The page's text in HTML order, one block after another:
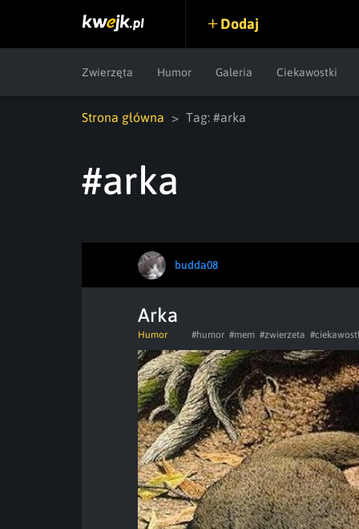
Dodaj
Zwierzęta Humor Galeria Ciekawostki
Strona główna Tag: #arka
#arka
budda08
Arka
Humor #humor #mem #zwierzeta